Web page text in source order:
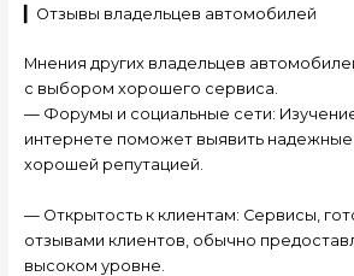
▎Отзывы владельцев автомобилей
Мнения других владельцев
с выбором хорошего сервиса.
— Форумы и социальные сети:
интернете поможет выявить
хорошей репутацией.
— Открытость к клиентам: Сервисы,
отзывами клиентов, обычно
высоком уровне.